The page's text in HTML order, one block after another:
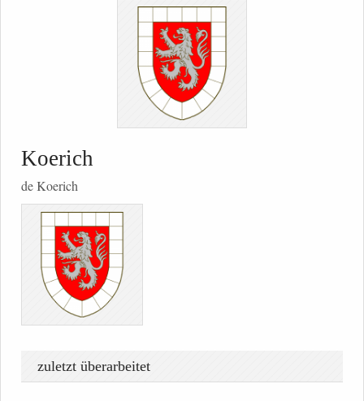
Koerich
de Koerich
zuletzt überarbeitet